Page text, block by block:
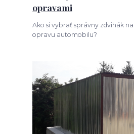
opravami
Ako si vybrať správny zdvihák
opravu automobilu?